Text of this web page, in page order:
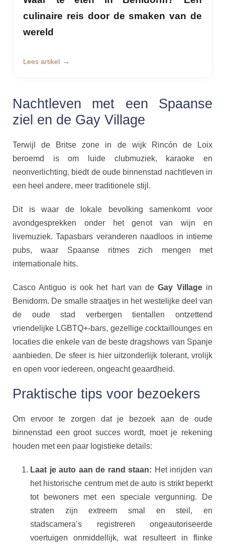
culinaire reis door de smaken van de
wereld
Lees artikel
Nachtleven met een Spaanse
ziel en de Gay Village
Terwijl de Britse zone in de wijk Rincón de Loix
beroemd is om luide clubmuziek, karaoke en
neonverlichting, biedt de oude binnenstad nachtleven in
een heel andere, meer traditionele stijl.
Dit is waar de lokale bevolking samenkomt voor
avondgesprekken onder het genot van wijn en
livemuziek. Tapasbars veranderen naadloos in intieme
pubs, waar Spaanse ritmes zich mengen met
internationale hits.
Casco Antiguo is ook het hart van deGay Villagein
Benidorm. De smalle straatjes in het westelijke deel van
de oude stad verbergen tientallen ontzettend
vriendelijke LGBTQ+-bars, gezellige cocktaillounges en
locaties die enkele van de beste dragshows van Spanje
aanbieden. De sfeer is hier uitzonderlijk tolerant, vrolijk
en open voor iedereen, ongeacht geaardheid.
Praktische tips voor bezoekers
Om ervoor te zorgen dat je bezoek aan de oude
binnenstad een groot succes wordt, moet je rekening
houden met een paar logistieke details:
Laat je auto aan de rand staan: Het inrijden van
het historische centrum met de auto is strikt beperkt
tot bewoners met een speciale vergunning. De
straten zijn extreem smal en steil, en
stadscamera’s registreren ongeautoriseerde
voertuigen onmiddellijk, wat resulteert in flinke